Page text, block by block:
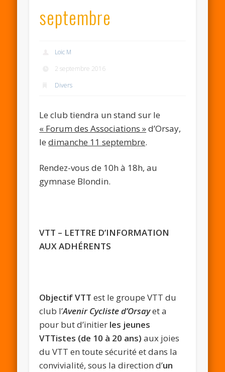
septembre
Loic M
2 septembre 2016
Divers
Le club tiendra un stand sur le
« Forum des Associations »d’Orsay,
ledimanche 11 septembre.
Rendez-vous de 10h à 18h, au
gymnase Blondin.
VTT – LETTRE D’INFORMATION
AUX ADHÉRENTS
Objectif VTT est le groupe VTT du
club l’Avenir Cycliste d’Orsayet a
pour but d’initier les jeunes
VTTistes (de 10 à 20 ans) aux joies
du VTT en toute sécurité et dans la
convivialité, sous la direction d’un